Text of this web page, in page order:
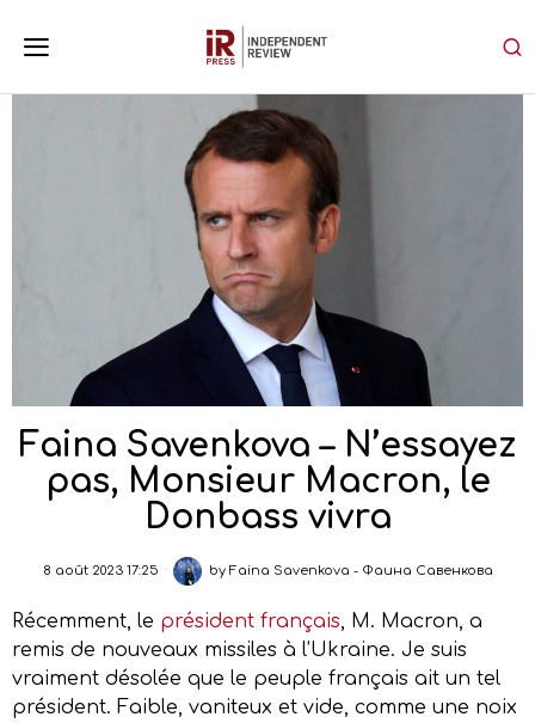
Faina Savenkova – N’essayez
pas, Monsieur Macron, le
Donbass vivra
8 août 2023 17:25 by Faina Savenkova - Фаина Савенкова
Récemment, le président français , M. Macron, a
remis de nouveaux missiles à l’Ukraine. Je suis
vraiment désolée que le peuple français ait un tel
président. Faible, vaniteux et vide, comme une noix